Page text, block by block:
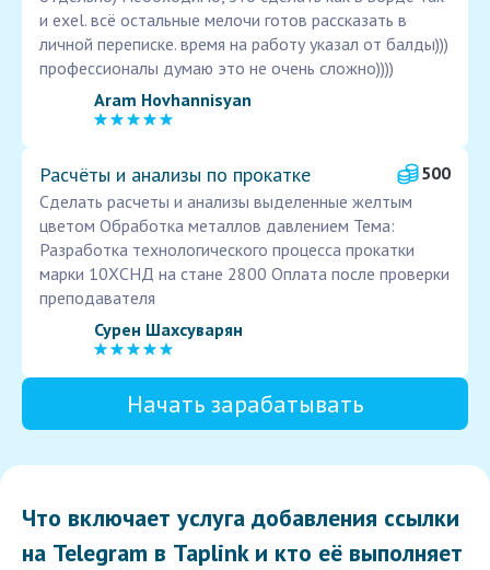
и exel. всё остальные мелочи готов рассказать в
личной переписке. время на работу указал от балды)))
профессионалы думаю это не очень сложно))))
Aram Hovhannisyan
Расчёты и анализы по прокатке
500
Сделать расчеты и анализы выделенные желтым
цветом Обработка металлов давлением Тема:
Разработка технологического процесса прокатки
марки 10ХСНД на стане 2800 Оплата после проверки
преподавателя
Сурен Шахсуварян
Начать зарабатывать
Что включает услуга добавления ссылки
на Telegram в Taplink и кто её выполняет